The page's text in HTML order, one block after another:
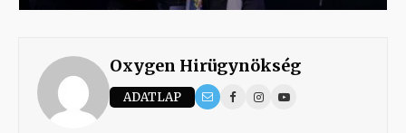
Oxygen Hirügynökség
ADATLAP